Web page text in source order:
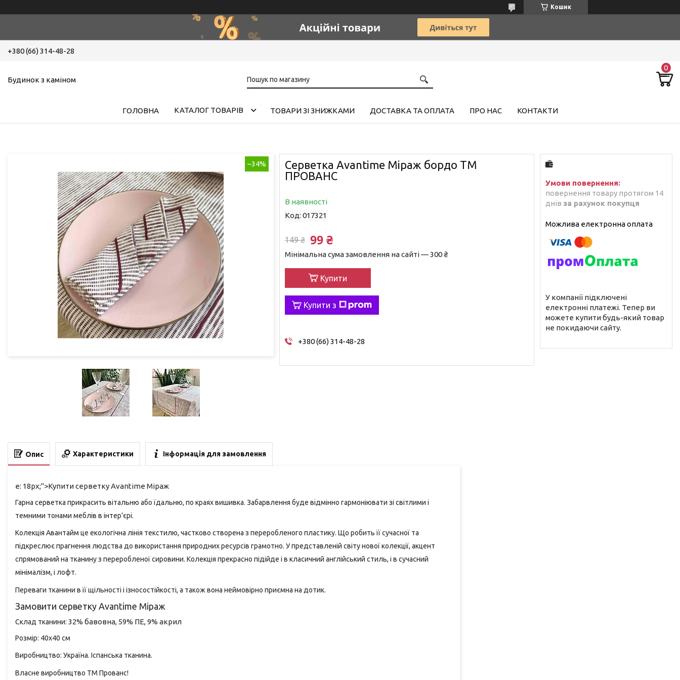
Кошик
+380 (66) 314-48-28
Будинок з каміном
ГОЛОВНА КАТАЛОГ ТОВАРІВ ТОВАРИ ЗІ ЗНИЖКАМИ ДОСТАВКА ТА ОПЛАТА ПРО НАС КОНТАКТИ
–34%
Серветка Avantime Мiраж бордо ТМ
ПРОВАНС
В наявності
Код: 017321
149 ₴ 99 ₴
Мінімальна сума замовлення на сайті — 300 ₴
Купити
Купити з
+380 (66) 314-48-28
повернення товару протягом 14
днів за рахунок покупця
У компанії підключені
електронні платежі. Тепер ви
можете купити будь-який товар
не покидаючи сайту.
Опис Характеристики Інформація для замовлення
e: 18px;">Купити серветку Avantime Мiраж
Гарна серветка прикрасить вітальню або їдальню, по краях вишивка. Забарвлення буде відмінно гармоніювати зі світлими і
темними тонами меблів в інтер'єрі.
Колекція Авантайм це екологічна лінія текстилю, частково створена з переробленого пластику. Що робить їїсучасної та
підкреслюєпрагнення людства до використання природнихресурсів грамотно. У представленій світуновоїколекції, акцент
спрямований на тканинуз переробленої сировини. Колекція прекрасно підійде і в класичний англійський стиль, і в сучасний
мінімалізм, і лофт.
Переваги тканини в їїщільності і ізносостiйкості, а також вона неймовірно приємна на дотик.
Замовити серветку Avantime Мiраж
Склад тканини: 32% бавовна, 59% ПЕ, 9% акрил
Розмiр: 40х40 см
Виробництво: Україна. Іспанська тканина.
Власне виробництво ТМ Прованс!